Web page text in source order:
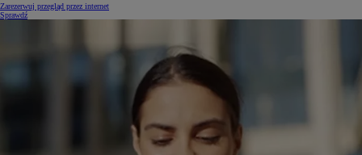
Zarezerwuj przegląd przez internet
Sprawdź